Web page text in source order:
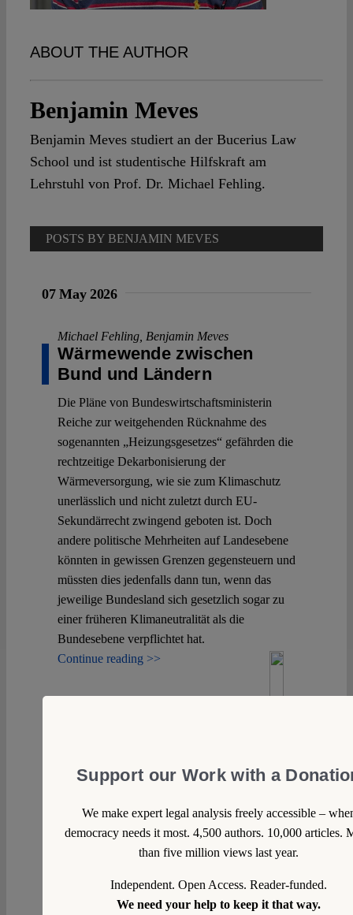
ABOUT THE AUTHOR
Benjamin Meves
Benjamin Meves studiert an der Bucerius Law
School und ist studentische Hilfskraft am
Lehrstuhl von Prof. Dr. Michael Fehling.
POSTS BY BENJAMIN MEVES
07 May 2026
Michael Fehling Benjamin Meves
Wärmewende zwischen
Bund und Ländern
Die Pläne von Bundeswirtschaftsministerin
Reiche zur weitgehenden Rücknahme des
sogenannten „Heizungsgesetzes“ gefährden die
rechtzeitige Dekarbonisierung der
Wärmeversorgung, wie sie zum Klimaschutz
unerlässlich und nicht zuletzt durch EU-
Sekundärrecht zwingend geboten ist. Doch
andere politische Mehrheiten auf Landesebene
könnten in gewissen Grenzen gegensteuern und
müssten dies jedenfalls dann tun, wenn das
jeweilige Bundesland sich gesetzlich sogar zu
einer früheren Klimaneutralität als die
Bundesebene verpflichtet hat.
Continue reading >>
Support our Work with a
We make expert legal analysis freely accessible –
democracy needs it most. 4,500 authors. 10,000 articles.
than five million views last year.
Independent. Open Access. Reader-funded.
We need your help to keep it that way.